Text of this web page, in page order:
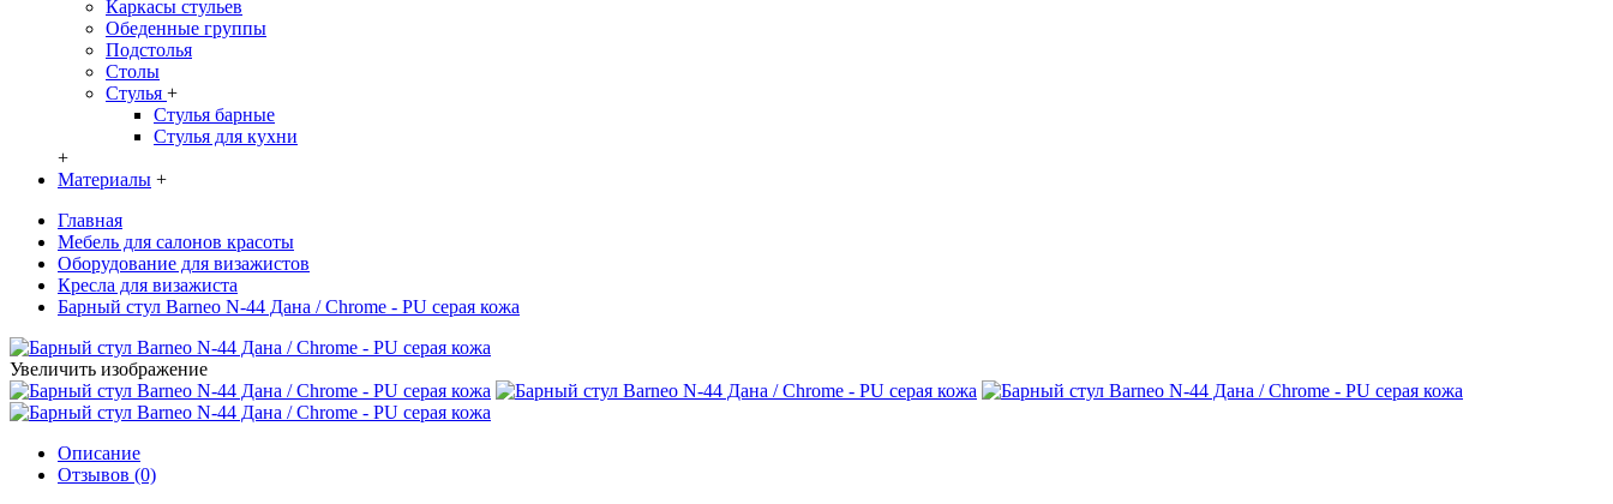
Каркасы стульев
Обеденные группы
Подстолья
Столы
Стулья +
Стулья барные
Стулья для кухни
+
Материалы +
Главная
Мебель для салонов красоты
Оборудование для визажистов
Кресла для визажиста
Барный стул Barneo N-44 Дана / Chrome - PU серая кожа
Увеличить изображение
Описание
Отзывов (0)